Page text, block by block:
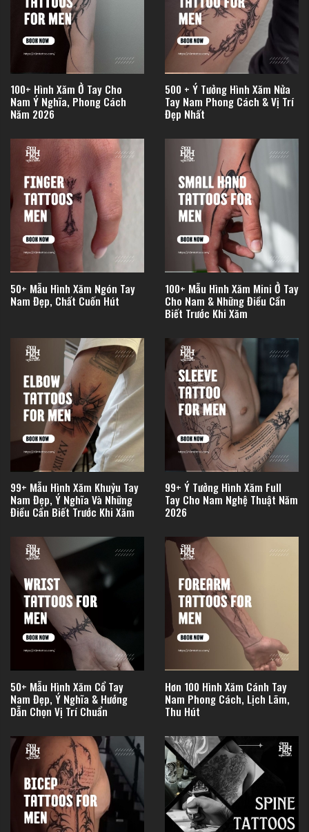
100+ Hình Xăm Ở Tay Cho
Nam Ý Nghĩa, Phong Cách
Năm 2026
500 + Ý Tưởng Hình Xăm Nửa
Tay Nam Phong Cách & Vị Trí
Đẹp Nhất
50+ Mẫu Hình Xăm Ngón Tay
Nam Đẹp, Chất Cuốn Hút
100+ Mẫu Hình Xăm Mini Ở Tay
Cho Nam & Những Điều Cần
Biết Trước Khi Xăm
99+ Mẫu Hình Xăm Khuỷu Tay
Nam Đẹp, Ý Nghĩa Và Những
Điều Cần Biết Trước Khi Xăm
99+ Ý Tưởng Hình Xăm Full
Tay Cho Nam Nghệ Thuật Năm
2026
50+ Mẫu Hình Xăm Cổ Tay
Nam Đẹp, Ý Nghĩa & Hướng
Dẫn Chọn Vị Trí Chuẩn
Hơn 100 Hình Xăm Cánh Tay
Nam Phong Cách, Lịch Lãm,
Thu Hút